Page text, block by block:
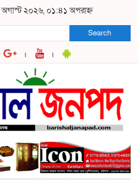
অগাস্ট ২০২৬, ০১:৪১ অপরাহ্ন
Search